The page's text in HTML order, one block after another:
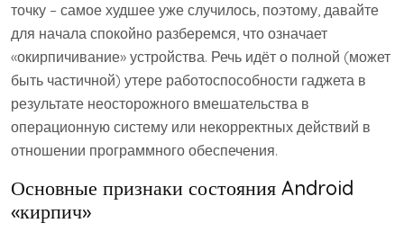
точку – самое худшее уже случилось, поэтому, давайте
для начала спокойно разберемся, что означает
«окирпичивание» устройства. Речь идёт о полной (может
быть частичной) утере работоспособности гаджета в
результате неосторожного вмешательства в
операционную систему или некорректных действий в
отношении программного обеспечения.
Основные признаки состояния Android
«кирпич»